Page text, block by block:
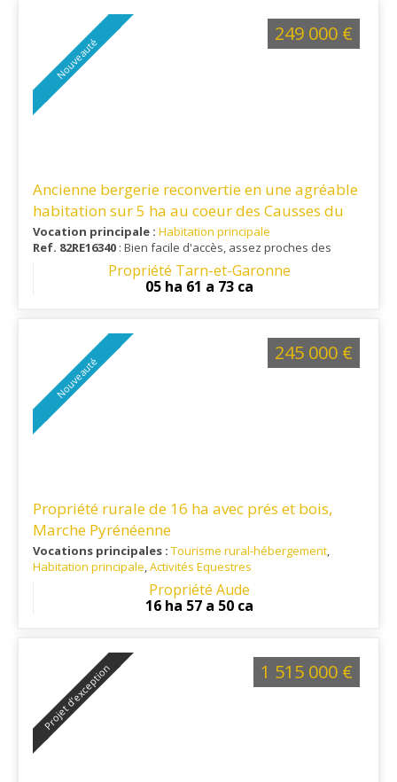
Nouveauté
Ancienne bergerie reconvertie en une agréable
habitation sur 5 ha au coeur des Causses du
Quercy
Vocation principale : Habitation principale
Ref. 82RE16340 : Bien facile d'accès, assez proches des
services et commodités. Accès autoroute A20 à moins de 15
Propriété Tarn-et-Garonne
05 ha 61 a 73 ca
249 000 €
Nouveauté
Propriété rurale de 16 ha avec prés et bois,
Marche Pyrénéenne
Vocations principales : Tourisme rural-hébergement,
Habitation principale,Activités Equestres
: Située dans un environnement naturel
préservé, cette propriété séduira les amateurs de calme, de
grands espaces et d'activités de pleine nature. Les
Propriété Aude
16 ha 57 a 50 ca
245 000 €
Projet d’exception 1 515 000 €